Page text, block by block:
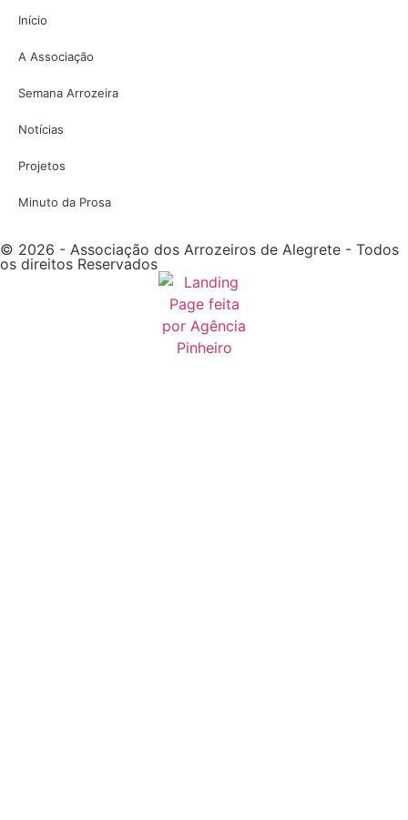
Início
A Associação
Semana Arrozeira
Notícias
Projetos
Minuto da Prosa
© 2026 - Associação dos Arrozeiros de Alegrete - Todos
os direitos Reservados